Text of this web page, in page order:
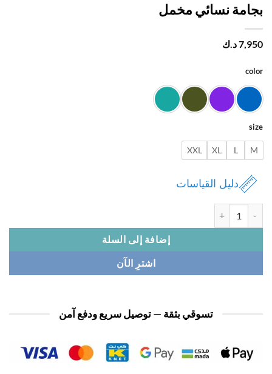
نسائي مخمل
د.ك
L
XL
XXL
دليل القياسات
إضافة إلى السلة
اشترِ الآن
تسوقي بثقة — توصيل سريع ودفع آمن